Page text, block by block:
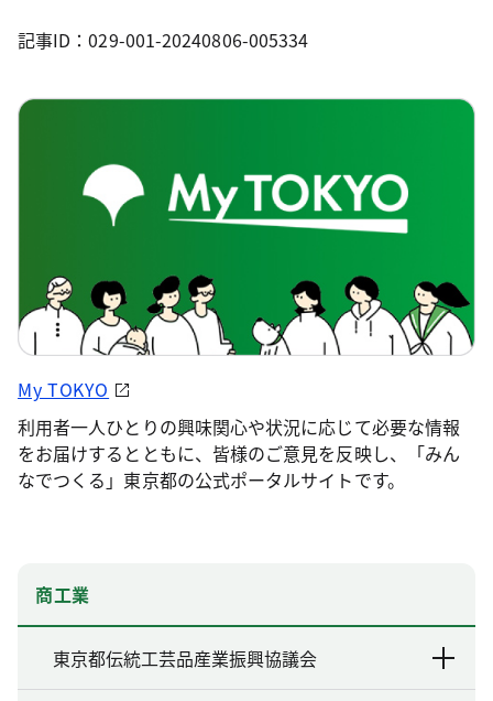
記事ID：029-001-20240806-005334
My TOKYO
利用者一人ひとりの興味関心や状況に応じて必要な情報
をお届けするとともに、皆様のご意見を反映し、「みん
なでつくる」東京都の公式ポータルサイトです。
商工業
東京都伝統工芸品産業振興協議会